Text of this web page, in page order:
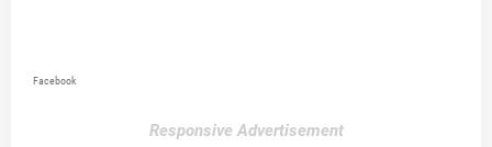
Facebook
Responsive Advertisement